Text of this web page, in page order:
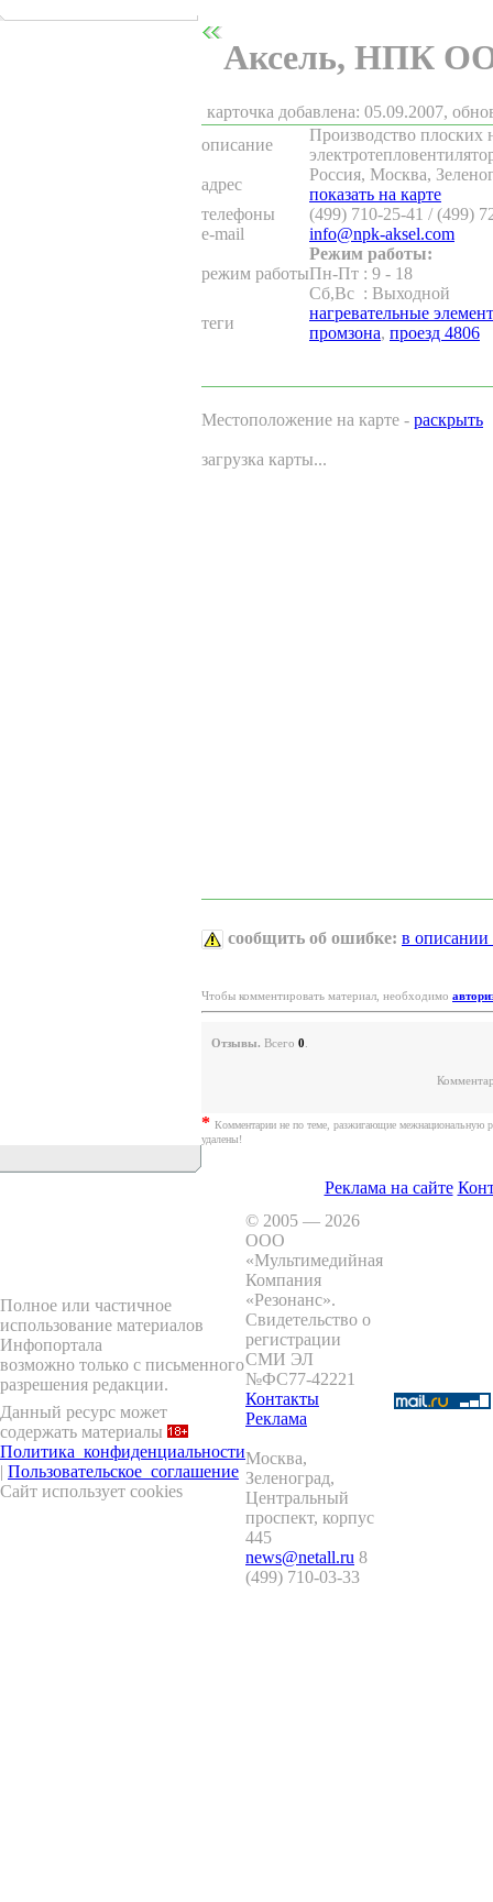
Аксель, НПК
карточка добавлена: 05.09.2007,
описание
Производство
адрес
Россия, Москва,
показать на карте
телефоны
(499) 710-25-41 / (499)
e-mail
info@npk-aksel.com
режим работы
Режим работы:
Пн-Пт : 9 - 18
Сб,Вс : Выходной
теги
нагревательные
промзона, проезд 4806
Местоположение на карте - раскрыть
загрузка карты...
сообщить об ошибке: в
Чтобы комментировать материал, необходимо
Отзывы. Всего 0
* Комментарии не по теме, разжигающие межнациональную
удалены!
Реклама на сайте
Полное или частичное
использование материалов
Инфопортала
возможно только с письменного
разрешения редакции.
Данный ресурс может
содержать материалы
Политика_конфиденциальности
| Пользовательское_соглашение
Сайт использует cookies
© 2005 — 2026
ООО
«Мультимедийная
Компания
«Резонанс».
Свидетельство о
регистрации
СМИ ЭЛ
№ФС77-42221
Контакты
Реклама
Москва,
Зеленоград,
Центральный
проспект, корпус
445
news@netall.ru 8
(499) 710-03-33